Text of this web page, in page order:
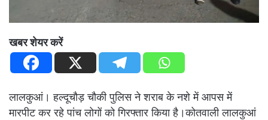
खबर शेयर करें
लालकुआं। हल्दूचौड़ चौकी पुलिस ने शराब के नशे में आपस में
मारपीट कर रहे पांच लोगों को गिरफ्तार किया है।कोतवाली लालकुआं